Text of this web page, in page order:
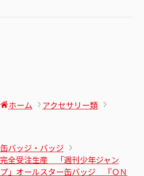
ホーム アクセサリー類
缶バッジ・バッジ
完全受注生産 「週刊少年ジャン
プ」オールスター缶バッジ 『ＯＮ